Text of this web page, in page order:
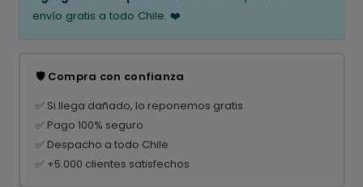
envío gratis a todo Chile. ❤️
🛡️ Compra con confianza
✅ Si llega dañado, lo reponemos gratis
✅ Pago 100% seguro
✅ Despacho a todo Chile
✅ +5.000 clientes satisfechos